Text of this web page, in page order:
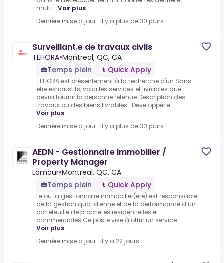
multi... Voir plus
Dernière mise à jour : il y a plus de 30 jours
Surveillant.e de travaux civils
TEHORA•Montreal, QC, CA
Temps plein
Quick Apply
TEHORA est présentement à la recherche d'un.Sans
être exhaustifs, voici les services et livrables que
devra fournir la personne retenue.Description des
travaux ou des biens livrables :.Développer e...
Voir plus
Dernière mise à jour : il y a plus de 30 jours
AEDN - Gestionnaire immobilier /
Property Manager
Lamour•Montreal, QC, CA
Temps plein
Quick Apply
Le ou la gestionnaire immobilier(ère) est responsable
de la gestion quotidienne et de la performance d’un
portefeuille de propriétés résidentielles et
commerciales.Ce poste vise à offrir un service...
Voir plus
Dernière mise à jour : il y a 22 jours